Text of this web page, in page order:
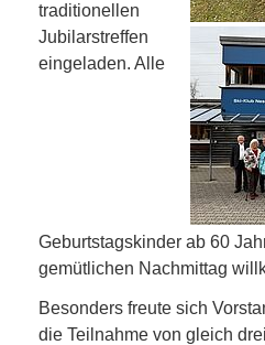
traditionellen
Jubilarstreffen
eingeladen. Alle
Geburtstagskinder ab 60
gemütlichen Nachmittag
Besonders freute sich
die Teilnahme von gleich